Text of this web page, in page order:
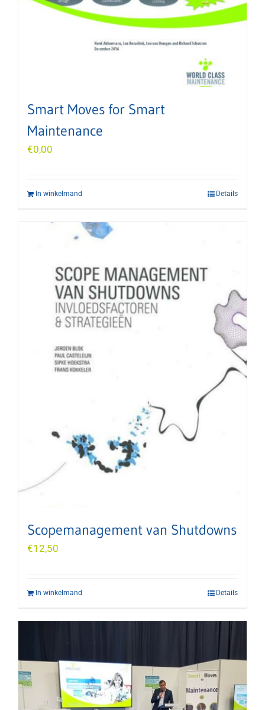
Smart Moves for Smart
Maintenance
€0,00
In winkelmand Details
Scopemanagement van Shutdowns
€12,50
In winkelmand Details